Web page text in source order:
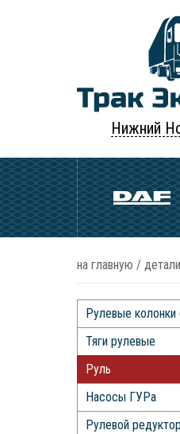
Нижний
на главную /
Рулевые
Тяги рулевые
Руль
Насосы ГУРа
Рулевой